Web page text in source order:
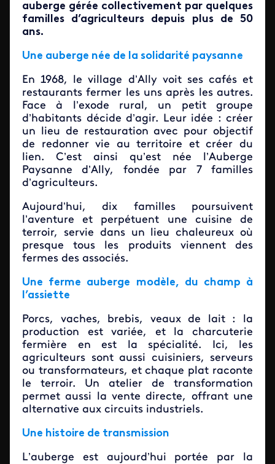
auberge gérée collectivement par quelques
familles d’agriculteurs depuis plus de 50
ans.
Une auberge née de la solidarité paysanne
En 1968, le village d’Ally voit ses cafés et
restaurants fermer les uns après les autres.
Face à l’exode rural, un petit groupe
d’habitants décide d’agir. Leur idée : créer
un lieu de restauration avec pour objectif
de redonner vie au territoire et créer du
lien. C’est ainsi qu’est née l’Auberge
Paysanne d’Ally, fondée par 7 familles
d’agriculteurs.
Aujourd’hui, dix familles poursuivent
l’aventure et perpétuent une cuisine de
terroir, servie dans un lieu chaleureux où
presque tous les produits viennent des
fermes des associés.
Une ferme auberge modèle, du champ à
l’assiette
Porcs, vaches, brebis, veaux de lait : la
production est variée, et la charcuterie
fermière en est la spécialité. Ici, les
agriculteurs sont aussi cuisiniers, serveurs
ou transformateurs, et chaque plat raconte
le terroir. Un atelier de transformation
permet aussi la vente directe, offrant une
alternative aux circuits industriels.
Une histoire de transmission
L’auberge est aujourd’hui portée par la